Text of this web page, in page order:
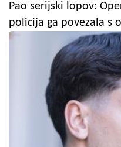
Pao serijski lopov:
policija ga povezala s